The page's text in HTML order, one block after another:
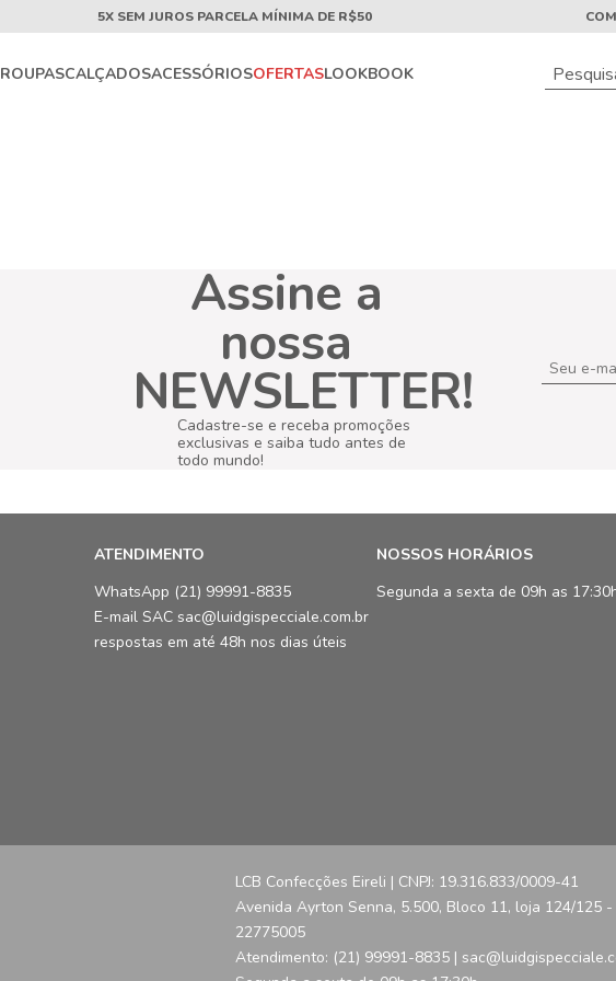
5X SEM JUROS PARCELA MÍNIMA DE R$50
ROUPASCALÇADOSACESSÓRIOSOFERTASLOOKBOOK
Assine a
nossa
NEWSLETTER!
Cadastre-se e receba promoções
exclusivas e saiba tudo antes de
todo mundo!
ATENDIMENTO
WhatsApp (21) 99991-8835
E-mail SAC sac@luidgispecciale.com.br
respostas em até 48h nos dias úteis
NOSSOS HORÁRIOS
Segunda a sexta de 09h as
LCB Confecções Eireli | CNPJ: 19.316.833/0009-41
Avenida Ayrton Senna, 5.500, Bloco 11, loja 124/125
22775005
Atendimento: (21) 99991-8835 |